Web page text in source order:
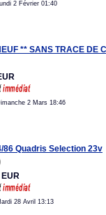
2 Février 01:40
** SANS TRACE DE
2 Mars 18:46
86 Quadris Selection 23v
28 Avril 13:13